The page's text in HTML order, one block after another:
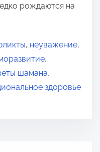
рождаются на
, неуважение,
,
шамана,
здоровье